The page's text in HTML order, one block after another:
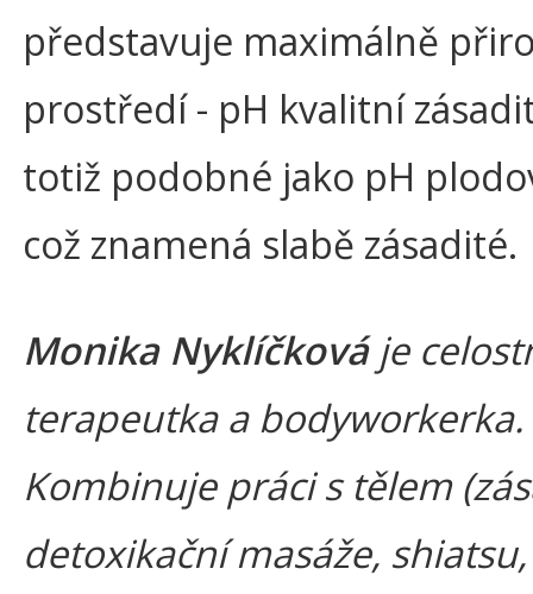
představuje maximálně
prostředí - pH kvalitní
totiž podobné jako pH
což znamená slabě zásadité.
Monika Nyklíčkováje
terapeutka a bodyworkerka.
Kombinuje práci s tělem
detoxikační masáže, shiatsu,